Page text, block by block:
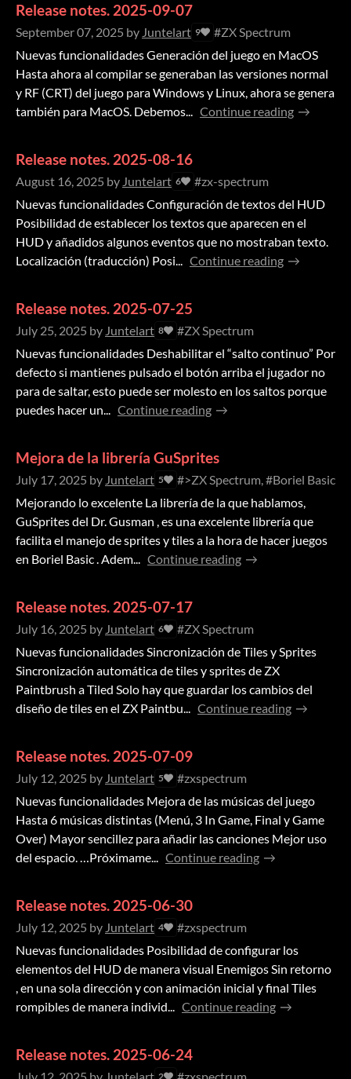
Release notes. 2025-09-07
September 07, 2025 by Juntelart 9
#ZX Spectrum
Nuevas funcionalidades Generación del juego en MacOS
Hasta ahora al compilar se generaban las versiones normal
y RF (CRT) del juego para Windows y Linux, ahora se genera
también para MacOS. Debemos... Continue reading
Release notes. 2025-08-16
August 16, 2025 by Juntelart 6
#zx-spectrum
Nuevas funcionalidades Configuración de textos del HUD
Posibilidad de establecer los textos que aparecen en el
HUD y añadidos algunos eventos que no mostraban texto.
Localización (traducción) Posi... Continue reading
Release notes. 2025-07-25
July 25, 2025 by Juntelart 8
#ZX Spectrum
Nuevas funcionalidades Deshabilitar el “salto continuo” Por
defecto si mantienes pulsado el botón arriba el jugador no
para de saltar, esto puede ser molesto en los saltos porque
puedes hacer un... Continue reading
Mejora de la librería GuSprites
July 17, 2025 by Juntelart 5
#>ZX Spectrum, #Boriel Basic
Mejorando lo excelente La librería de la que hablamos,
GuSprites del Dr. Gusman , es una excelente librería que
facilita el manejo de sprites y tiles a la hora de hacer juegos
en Boriel Basic . Adem... Continue reading
Release notes. 2025-07-17
July 16, 2025 by Juntelart 6
#ZX Spectrum
Nuevas funcionalidades Sincronización de Tiles y Sprites
Sincronización automática de tiles y sprites de ZX
Paintbrush a Tiled Solo hay que guardar los cambios del
diseño de tiles en el ZX Paintbu... Continue reading
Release notes. 2025-07-09
July 12, 2025 by Juntelart 5
#zxspectrum
Nuevas funcionalidades Mejora de las músicas del juego
Hasta 6 músicas distintas (Menú, 3 In Game, Final y Game
Over) Mayor sencillez para añadir las canciones Mejor uso
del espacio. …Próximame... Continue reading
Release notes. 2025-06-30
July 12, 2025 by Juntelart 4
#zxspectrum
Nuevas funcionalidades Posibilidad de configurar los
elementos del HUD de manera visual Enemigos Sin retorno
, en una sola dirección y con animación inicial y final Tiles
rompibles de manera individ... Continue reading
Release notes. 2025-06-24
2